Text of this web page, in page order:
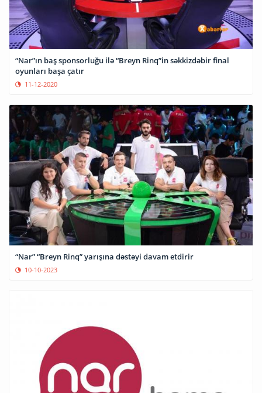
“Nar”ın baş sponsorluğu ilə “Breyn Rinq”in səkkizdəbir final
oyunları başa çatır
11-12-2020
“Nar” “Breyn Rinq” yarışına dəstəyi davam etdirir
10-10-2023